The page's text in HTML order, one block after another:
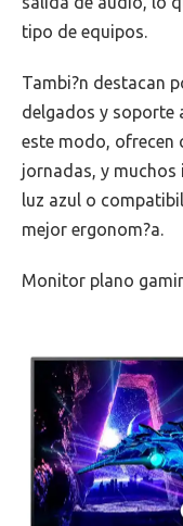
tipo de equipos.
Tambi?n destacan
delgados y soporte
este modo, ofrecen
jornadas, y
luz azul o
mejor ergonom?a.
Monitor plano